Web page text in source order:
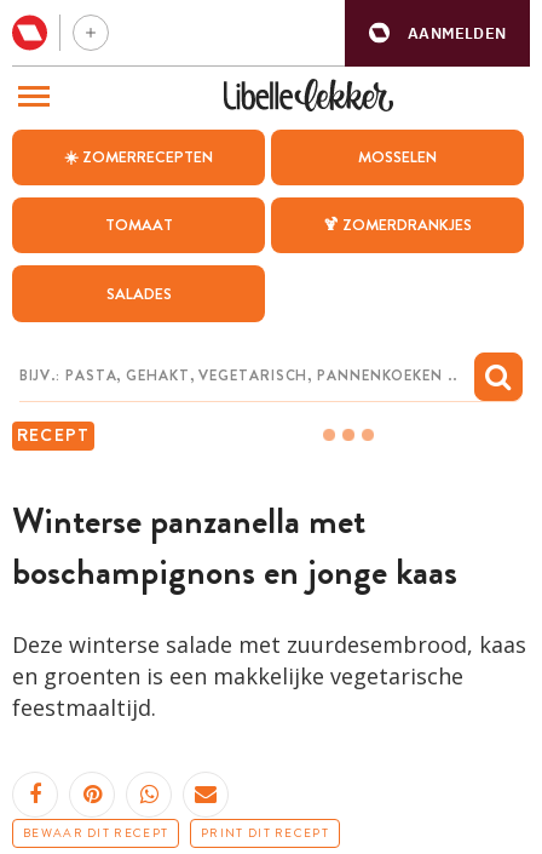
AANMELDEN
☀️ ZOMERRECEPTEN MOSSELEN
TOMAAT 🍹 ZOMERDRANKJES
SALADES
RECEPT
Winterse panzanella met
boschampignons en jonge kaas
Deze winterse salade met zuurdesembrood, kaas
en groenten is een makkelijke vegetarische
feestmaaltijd.
BEWAAR DIT RECEPT PRINT DIT RECEPT
BEZOEK ONZE ANDERE WEBSITES
WEEKMENU
CHAT MET MAIA
MIJN BEWAARDE RECEPTEN